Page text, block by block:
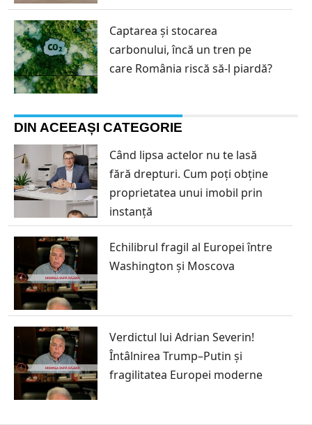
Captarea și stocarea
carbonului, încă un tren pe
care România riscă să-l piardă?
DIN ACEEAȘI CATEGORIE
Când lipsa actelor nu te lasă
fără drepturi. Cum poți obține
proprietatea unui imobil prin
instanță
Echilibrul fragil al Europei între
Washington și Moscova
Verdictul lui Adrian Severin!
Întâlnirea Trump–Putin și
fragilitatea Europei moderne